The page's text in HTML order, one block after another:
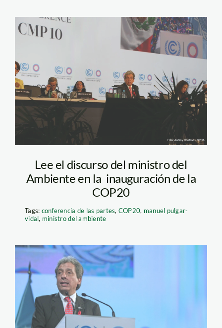
Lee el discurso del ministro del
Ambiente en la inauguración de la
COP20
Tags: conferencia de las partes, COP20, manuel pulgar-
vidal, ministro del ambiente
mpv